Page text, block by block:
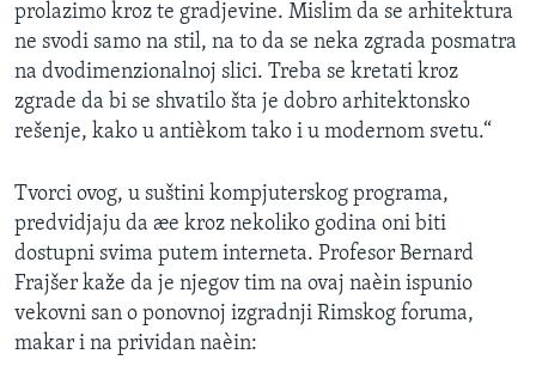
prolazimo kroz te gradjevine. Mislim da se arhitektura
ne svodi samo na stil, na to da se neka zgrada posmatra
na dvodimenzionalnoj slici. Treba se kretati kroz
zgrade da bi se shvatilo šta je dobro arhitektonsko
rešenje, kako u antièkom tako i u modernom svetu.“
Tvorci ovog, u suštini kompjuterskog programa,
predvidjaju da æe kroz nekoliko godina oni biti
dostupni svima putem interneta. Profesor Bernard
Frajšer kaže da je njegov tim na ovaj naèin ispunio
vekovni san o ponovnoj izgradnji Rimskog foruma,
makar i na prividan naèin: